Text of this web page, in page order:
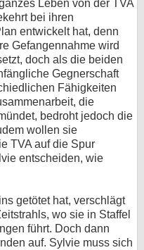
Leben von der TVA
bei ihren
entwickelt hat, denn
Gefangennahme wird
doch als die beiden
Gegnerschaft
Fähigkeiten
die
bedroht jedoch die
wollen sie
TVA auf die Spur
entscheiden, wie
getötet hat, verschlägt
wo sie in Staffel
führt. Doch dann
auf. Sylvie muss sich